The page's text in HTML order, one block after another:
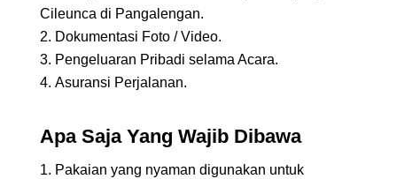
Cileunca di Pangalengan.
Dokumentasi Foto / Video.
Pengeluaran Pribadi selama Acara.
Asuransi Perjalanan.
Apa Saja Yang Wajib Dibawa
Pakaian yang nyaman digunakan untuk